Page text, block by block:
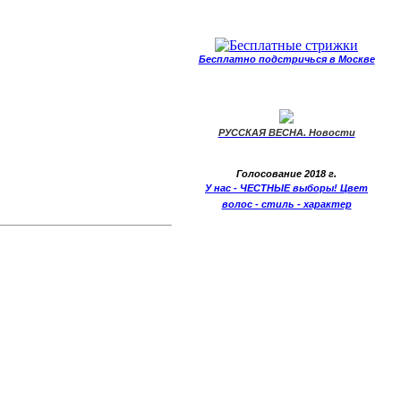
Бесплатно подстричься в Москве
РУССКАЯ ВЕСНА. Новости
Голосование 2018 г.
У нас - ЧЕСТНЫЕ выборы! Цвет
волос - стиль - характер